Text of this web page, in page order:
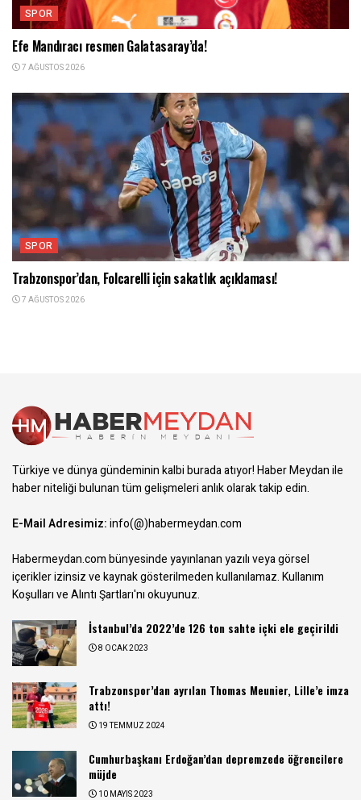
SPOR
Efe Mandıracı resmen Galatasaray’da!
7 AĞUSTOS 2026
SPOR
Trabzonspor’dan, Folcarelli için sakatlık açıklaması!
7 AĞUSTOS 2026
Türkiye ve dünya gündeminin kalbi burada atıyor! Haber Meydan ile
haber niteliği bulunan tüm gelişmeleri anlık olarak takip edin.
E-Mail Adresimiz:info(@)habermeydan.com
Habermeydan.com bünyesinde yayınlanan yazılı veya görsel
içerikler izinsiz ve kaynak gösterilmeden kullanılamaz.Kullanım
Koşulları ve Alıntı Şartları'nı okuyunuz.
İstanbul’da 2022’de 126 ton sahte içki ele geçirildi
8 OCAK 2023
Trabzonspor’dan ayrılan Thomas Meunier, Lille’e imza
attı!
19 TEMMUZ 2024
Cumhurbaşkanı Erdoğan’dan depremzede öğrencilere
müjde
10 MAYIS 2023